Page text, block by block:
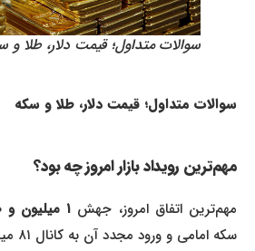
سوالات متداول؛ قیمت دلار، طلا و سکه
سوالات متداول؛ قیمت دلار، طلا و سکه
مهم‌ترین رویداد بازار امروز چه بود؟
مهم‌ترین اتفاق امروز، جهش۱ میلیون و ۲۸۰ هزار تومانی
سکه امامی و ورود مجدد آن به کانال ۸۱ میلیون تومان بود.